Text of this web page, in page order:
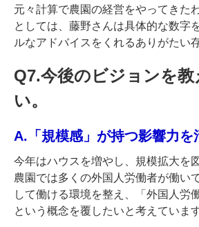
元々計算で農園の経営をやってきた
としては、藤野さんは具体的な数字
ルなアドバイスをくれるありがたい
Q7.今後のビジョンを教
い。
A.「規模感」が持つ影響力を
今年はハウスを増やし、規模拡大を
農園では多くの外国人労働者が働い
して働ける環境を整え、「外国人労
という概念を覆したいと考えています